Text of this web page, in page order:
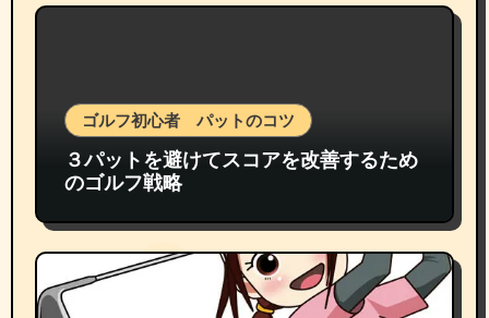
ゴルフ初心者 パットのコツ
３パットを避けてスコアを改善するため
のゴルフ戦略